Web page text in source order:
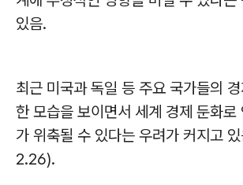
있음.
최근 미국과 독일 등 주요 국가들의
한 모습을 보이면서 세계 경제 둔화로
가 위축될 수 있다는 우려가 커지고
2.26).